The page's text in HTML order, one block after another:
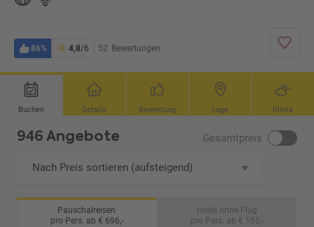
86% 4,8/6 52 Bewertungen
Buchen Details Bewertung Lage Klima
946 Angebote Gesamtpreis
Nach Preis sortieren (aufsteigend)
Pauschalreisen
pro Pers. ab € 696,-
Hotel ohne Flug
pro Pers. ab € 155,-